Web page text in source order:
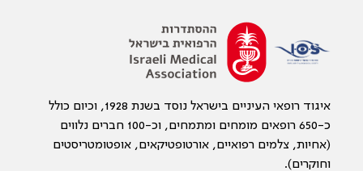
איגוד רופאי העיניים בישראל נוסד בשנת 1928, וכיום כולל
כ-650 רופאים מומחים ומתמחים, וכ-100 חברים נלווים
(אחיות, צלמים רפואיים, אורטופטיקאים, אופטומטריסטים
וחוקרים).